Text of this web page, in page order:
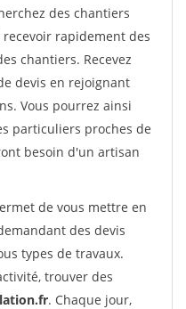
des chantiers
rapidement des
chantiers. Recevez
devis en rejoignant
Vous pourrez ainsi
particuliers proches de
besoin d'un artisan
de vous mettre en
des devis
types de travaux.
trouver des
. Chaque jour,